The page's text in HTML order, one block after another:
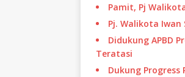
Pamit, Pj
Pj. Walikota
Didukung APBD
Teratasi
Dukung